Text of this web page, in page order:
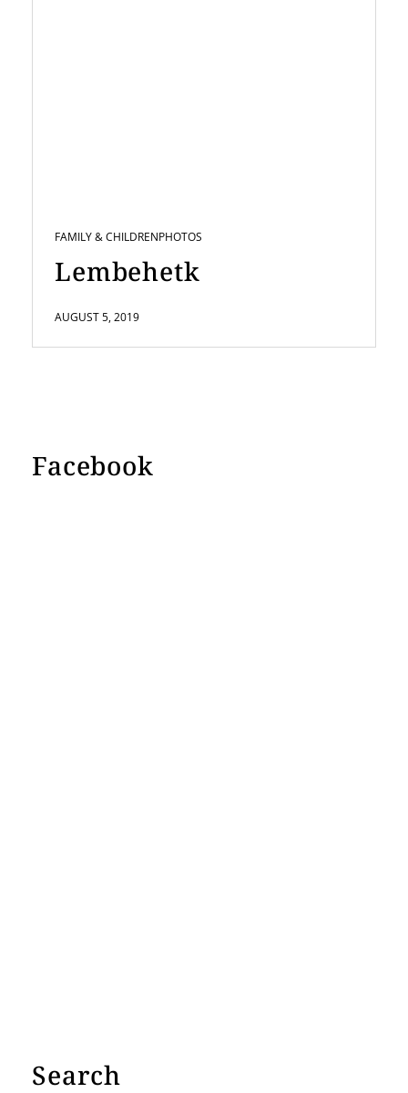
FAMILY & CHILDRENPHOTOS
Lembehetk
AUGUST 5, 2019
Facebook
Search